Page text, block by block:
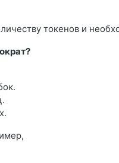
токенов и